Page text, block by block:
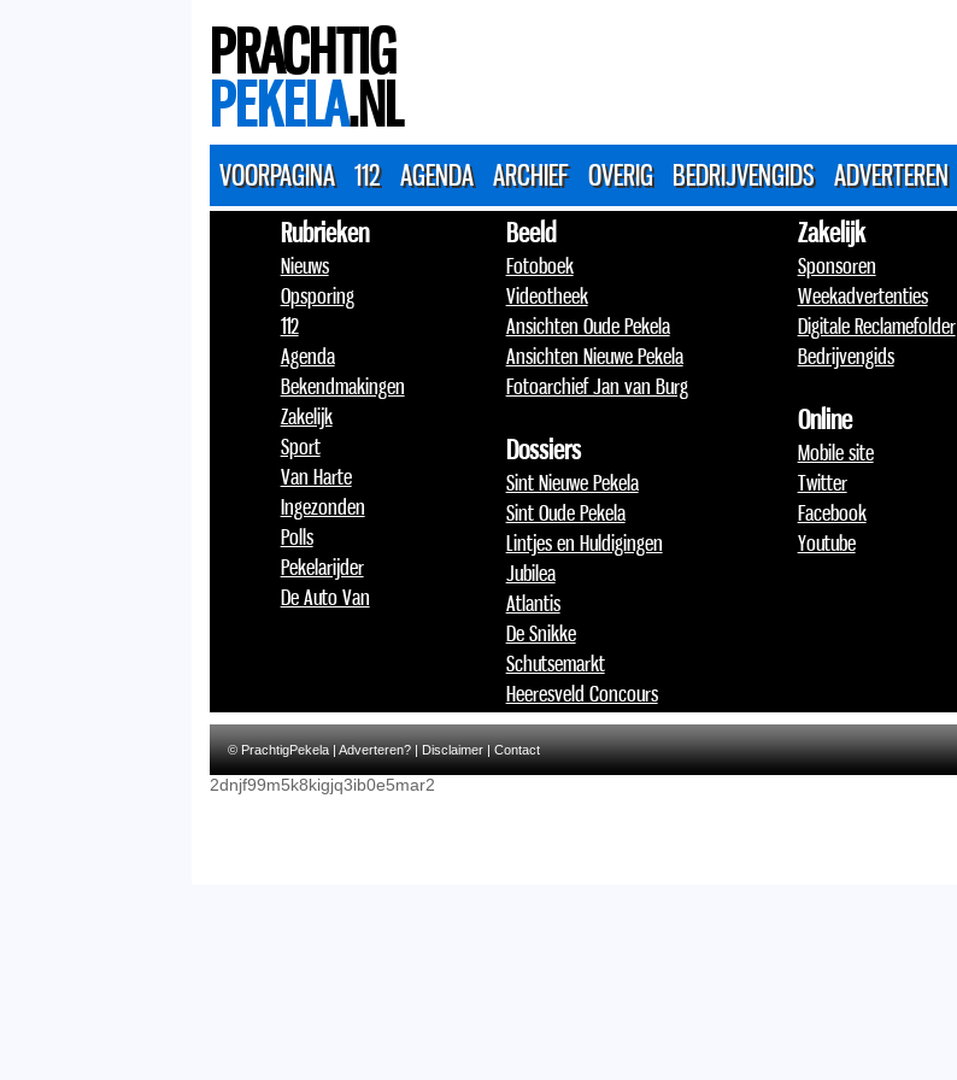
PRACHTIG
PEKELA.NL
VOORPAGINA 112 AGENDA ARCHIEF OVERIG BEDRIJVENGIDS ADVERTEREN
Rubrieken
Nieuws
Opsporing
112
Agenda
Bekendmakingen
Zakelijk
Sport
Van Harte
Ingezonden
Polls
Pekelarijder
De Auto Van
Beeld
Fotoboek
Videotheek
Ansichten Oude Pekela
Ansichten Nieuwe Pekela
Fotoarchief Jan van Burg
Dossiers
Sint Nieuwe Pekela
Sint Oude Pekela
Lintjes en Huldigingen
Jubilea
Atlantis
De Snikke
Schutsemarkt
Heeresveld Concours
Zakelijk
Sponsoren
Weekadvertenties
Digitale Reclamefolder
Bedrijvengids
Online
Mobile site
Twitter
Facebook
Youtube
© PrachtigPekela |Adverteren?|Disclaimer|Contact
2dnjf99m5k8kigjq3ib0e5mar2